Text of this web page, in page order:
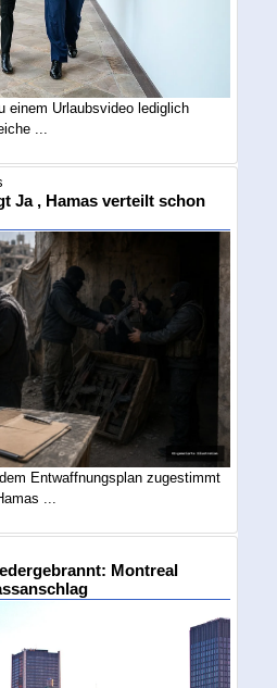
einem Urlaubsvideo lediglich
...
Ja , Hamas verteilt schon
Entwaffnungsplan zugestimmt
...
Montreal